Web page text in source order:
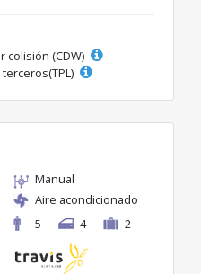
colisión (CDW)
Manual
Aire acondicionado
5
4 2